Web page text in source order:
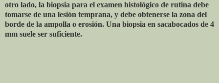
otro lado, la biopsia para el examen histológico de rutina debe
tomarse de una lesión temprana, y debe obtenerse la zona del
borde de la ampolla o erosión. Una biopsia en sacabocados de 4
mm suele ser suficiente.